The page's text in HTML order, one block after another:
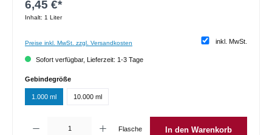
6,45 €*
Inhalt: 1 Liter
inkl. MwSt.
Preise inkl. MwSt. zzgl. Versandkosten
Sofort verfügbar, Lieferzeit: 1-3 Tage
Gebindegrößeauswählen
1.000 ml 10.000 ml
Flasche In den Warenkorb